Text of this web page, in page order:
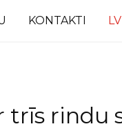
KONTAKTI LV
trīs rindu